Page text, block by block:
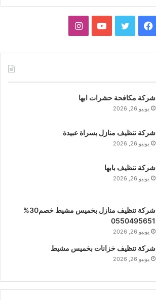
فيسبوك تويتر يوتيوبانستقرام
شركة مكافحة حشرات ابها
يونيو 26, 2026
شركة تنظيف منازل بسراة عبيدة
يونيو 26, 2026
شركة تنظيف بابها
يونيو 26, 2026
شركة تنظيف منازل بخميس مشيط خصم30%
0550495651
يونيو 26, 2026
شركة تنظيف خزانات بخميس مشيط
يونيو 26, 2026